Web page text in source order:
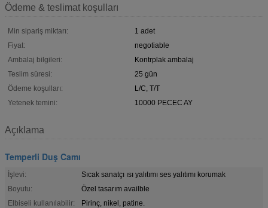
Ödeme & teslimat koşulları
Min sipariş miktarı:
1 adet
Fiyat:
negotiable
Ambalaj bilgileri:
Kontrplak ambalaj
Teslim süresi:
25 gün
Ödeme koşulları:
L/C, T/T
Yetenek temini:
10000 PECEC AY
Açıklama
Temperli Duş Camı
İşlevi:
Sıcak sanatçı ısı yalıtımı ses yalıtımı korumak
Boyutu:
Özel tasarım availble
Elbiseli kullanılabilir:
Pirinç, nikel, patine.